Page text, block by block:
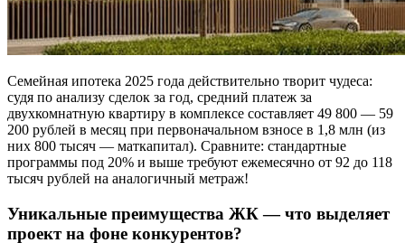
Семейная ипотека 2025 года действительно творит чудеса:
судя по анализу сделок за год, средний платеж за
двухкомнатную квартиру в комплексе составляет 49 800 — 59
200 рублей в месяц при первоначальном взносе в 1,8 млн (из
них 800 тысяч — маткапитал). Сравните: стандартные
программы под 20% и выше требуют ежемесячно от 92 до 118
тысяч рублей на аналогичный метраж!
Уникальные преимущества ЖК — что выделяет
проект на фоне конкурентов?